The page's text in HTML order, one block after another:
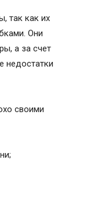
так как их
Они
а за счет
недостатки
своими